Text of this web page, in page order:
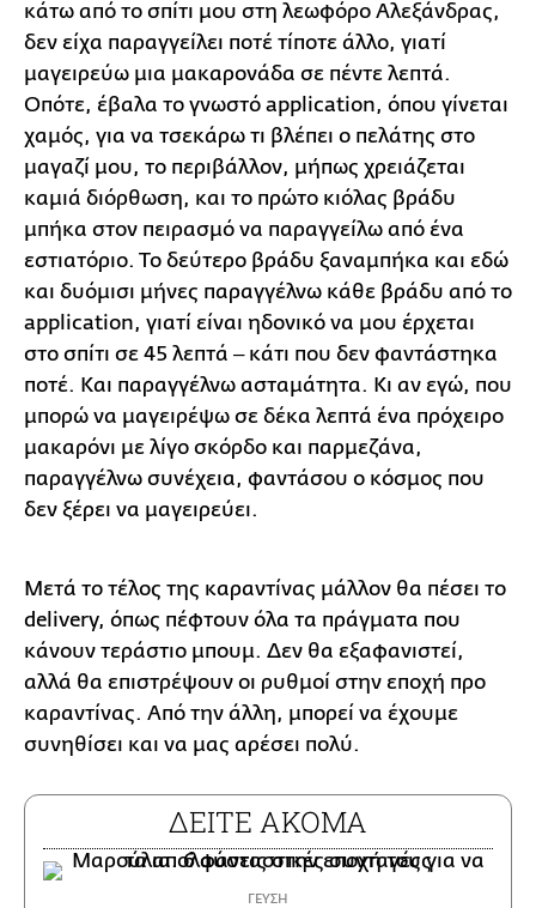
κάτω από το σπίτι μου στη λεωφόρο Αλεξάνδρας,
δεν είχα παραγγείλει ποτέ τίποτε άλλο, γιατί
μαγειρεύω μια μακαρονάδα σε πέντε λεπτά.
Οπότε, έβαλα το γνωστό application, όπου γίνεται
χαμός, για να τσεκάρω τι βλέπει ο πελάτης στο
μαγαζί μου, το περιβάλλον, μήπως χρειάζεται
καμιά διόρθωση, και το πρώτο κιόλας βράδυ
μπήκα στον πειρασμό να παραγγείλω από ένα
εστιατόριο. Το δεύτερο βράδυ ξαναμπήκα και εδώ
και δυόμισι μήνες παραγγέλνω κάθε βράδυ από το
application, γιατί είναι ηδονικό να μου έρχεται
στο σπίτι σε 45 λεπτά ‒ κάτι που δεν φαντάστηκα
ποτέ. Και παραγγέλνω ασταμάτητα. Κι αν εγώ, που
μπορώ να μαγειρέψω σε δέκα λεπτά ένα πρόχειρο
μακαρόνι με λίγο σκόρδο και παρμεζάνα,
παραγγέλνω συνέχεια, φαντάσου ο κόσμος που
δεν ξέρει να μαγειρεύει.
Μετά το τέλος της καραντίνας μάλλον θα πέσει το
delivery, όπως πέφτουν όλα τα πράγματα που
κάνουν τεράστιο μπουμ. Δεν θα εξαφανιστεί,
αλλά θα επιστρέψουν οι ρυθμοί στην εποχή προ
καραντίνας. Από την άλλη, μπορεί να έχουμε
συνηθίσει και να μας αρέσει πολύ.
ΔΕΙΤΕ ΑΚΟΜΑ
ΓΕΥΣΗ